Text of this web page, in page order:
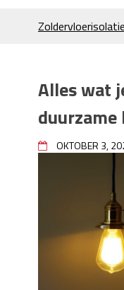
Je huis koelen:
Hoe draagt je
merkimago?
Houtpellets als
inschakelen bij
Slimme
verstoppingen
Betonplex: Het
Plaatmateriaal
Woonstijlen die
Alles wat
duurzame
OKTOBER 3,